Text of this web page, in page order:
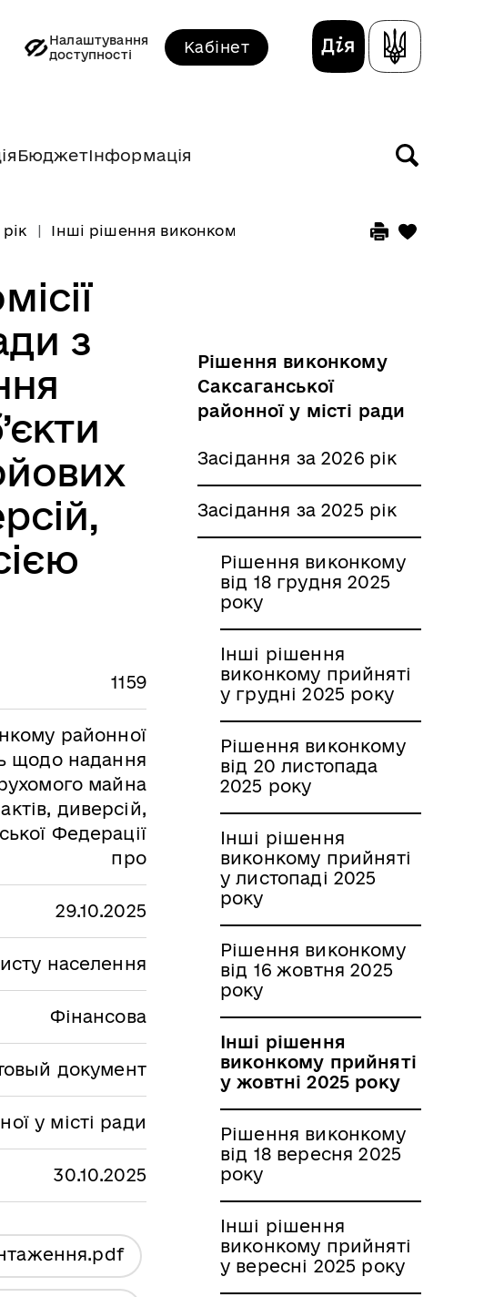
Налаштування
доступності
Кабінет
БюджетІнформація
Інші рішення виконкому прийняті у жовтні 2025 року
з
1159
районної
щодо надання
майна
диверсій,
Федерації
про
29.10.2025
населення
Фінансова
документ
у місті ради
30.10.2025
.pdf
Рішення виконкому
Саксаганської
районної у місті ради
Засідання за 2026 рік
Засідання за 2025 рік
Рішення виконкому
від 18 грудня 2025
року
Інші рішення
виконкому прийняті
у грудні 2025 року
Рішення виконкому
від 20 листопада
2025 року
Інші рішення
виконкому прийняті
у листопаді 2025
року
Рішення виконкому
від 16 жовтня 2025
року
Інші рішення
виконкому прийняті
у жовтні 2025 року
Рішення виконкому
від 18 вересня 2025
року
Інші рішення
виконкому прийняті
у вересні 2025 року